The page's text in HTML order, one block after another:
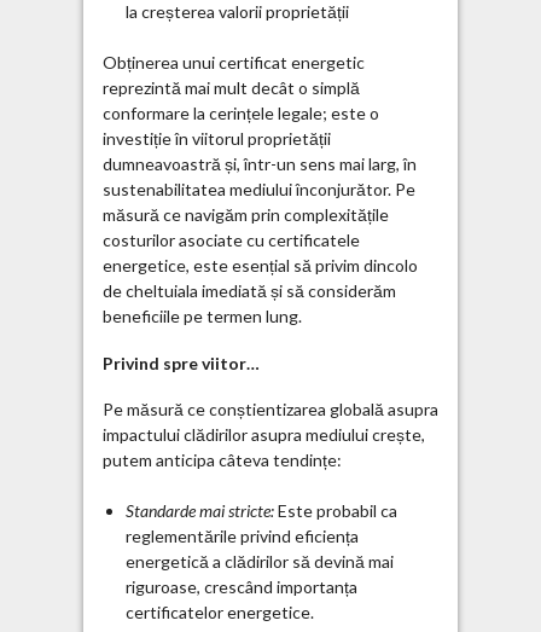
la creșterea valorii proprietății
Obținerea unui certificat energetic
reprezintă mai mult decât o simplă
conformare la cerințele legale; este o
investiție în viitorul proprietății
dumneavoastră și, într-un sens mai larg, în
sustenabilitatea mediului înconjurător. Pe
măsură ce navigăm prin complexitățile
costurilor asociate cu certificatele
energetice, este esențial să privim dincolo
de cheltuiala imediată și să considerăm
beneficiile pe termen lung.
Privind spre viitor…
Pe măsură ce conștientizarea globală asupra
impactului clădirilor asupra mediului crește,
putem anticipa câteva tendințe:
Standarde mai stricte:Este probabil ca
reglementările privind eficiența
energetică a clădirilor să devină mai
riguroase, crescând importanța
certificatelor energetice.